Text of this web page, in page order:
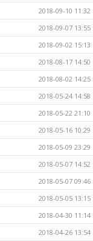
2018-09-10 11:32
2018-09-07 13:55
2018-09-02 15:13
2018-08-17 14:50
2018-08-02 14:25
2018-05-24 14:58
2018-05-22 21:10
2018-05-16 10:29
2018-05-09 23:29
2018-05-07 14:52
2018-05-07 09:46
2018-05-05 13:15
2018-04-30 11:14
2018-04-26 13:54